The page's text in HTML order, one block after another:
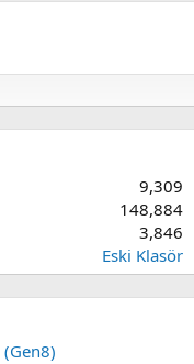
9,309
148,884
3,846
Eski Klasör